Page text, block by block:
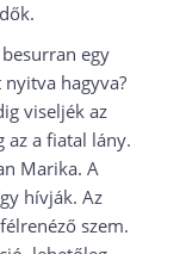
egy
hagyva?
viseljék az
a fiatal lány.
Marika. A
hívják. Az
szem.